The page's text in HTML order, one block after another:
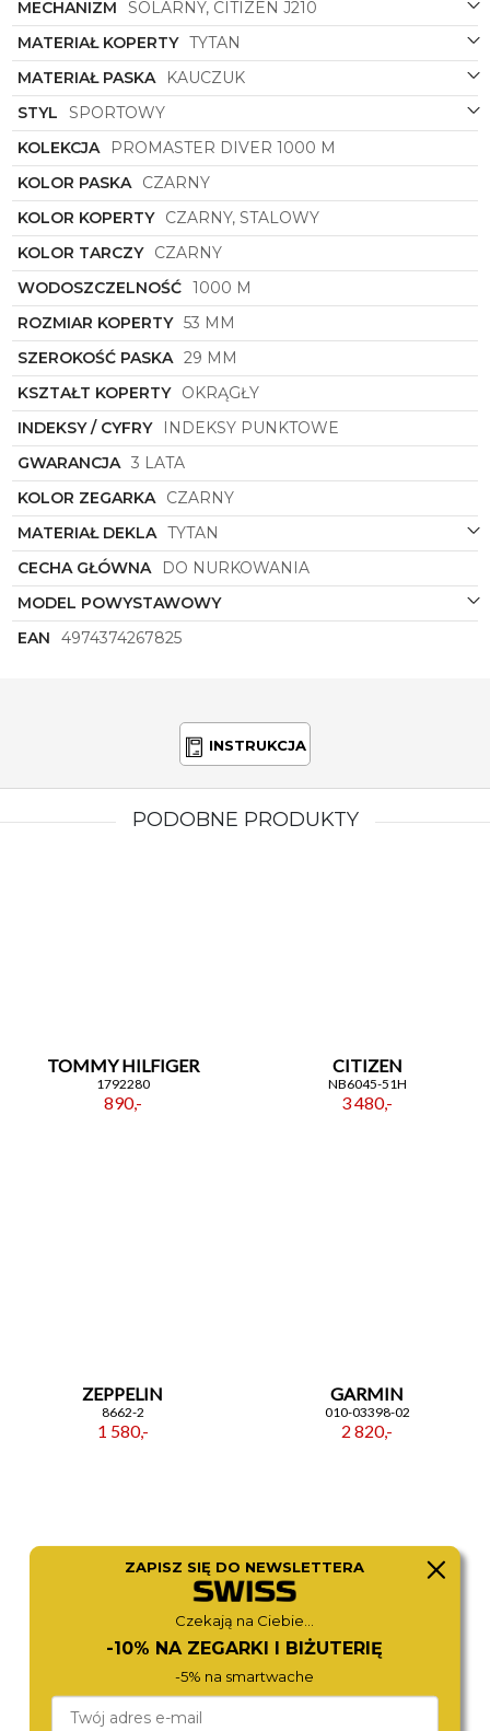
MECHANIZM
SOLARNY, CITIZEN J210
MATERIAŁ KOPERTY TYTAN
MATERIAŁ PASKA
KAUCZUK
STYL
SPORTOWY
KOLEKCJA
PROMASTER DIVER 1000 M
KOLOR PASKA CZARNY
KOLOR KOPERTY CZARNY, STALOWY
KOLOR TARCZY CZARNY
WODOSZCZELNOŚĆ 1000 M
ROZMIAR KOPERTY 53 MM
SZEROKOŚĆ PASKA 29 MM
KSZTAŁT KOPERTY OKRĄGŁY
INDEKSY / CYFRY
INDEKSY PUNKTOWE
GWARANCJA 3 LATA
KOLOR ZEGARKA CZARNY
MATERIAŁ DEKLA TYTAN
CECHA GŁÓWNA
DO NURKOWANIA
MODEL POWYSTAWOWY
EAN
4974374267825
INSTRUKCJA
PODOBNE PRODUKTY
TOMMY HILFIGER
1792280
890,-
CITIZEN
NB6045-51H
3 480,-
ZEPPELIN
8662-2
1 580,-
GARMIN
010-03398-02
2 820,-
DIESEL
ZAPISZ SIĘ DO NEWSLETTERA
Czekają na Ciebie...
-10% NA ZEGARKI I BIŻUTERIĘ
-5% na smartwache